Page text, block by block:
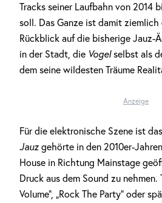
Tracks seiner Laufbahn von 2014
soll. Das Ganze ist damit
Rückblick auf die bisherige Jauz-
in der Stadt, die Vogelselbst als
dem seine wildesten Träume
Anzeige
Für die elektronische Szene ist
Jauz gehörte in den 2010er-
House in Richtung Mainstage
Druck aus dem Sound zu nehmen.
Volume”, „Rock The Party“ oder